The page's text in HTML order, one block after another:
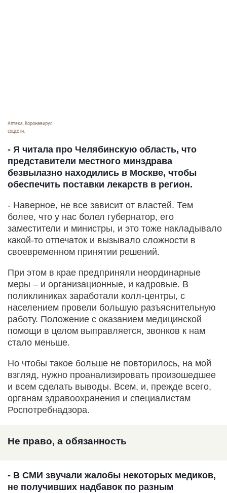
Аптека. Коронавирус.
соцсети.
- Я читала про Челябинскую область, что
представители местного минздрава
безвылазно находились в Москве, чтобы
обеспечить поставки лекарств в регион.
- Наверное, не все зависит от властей. Тем
более, что у нас болел губернатор, его
заместители и министры, и это тоже накладывало
какой-то отпечаток и вызывало сложности в
своевременном принятии решений.
При этом в крае предприняли неординарные
меры – и организационные, и кадровые. В
поликлиниках заработали колл-центры, с
населением провели большую разъяснительную
работу. Положение с оказанием медицинской
помощи в целом выправляется, звонков к нам
стало меньше.
Но чтобы такое больше не повторилось, на мой
взгляд, нужно проанализировать произошедшее
и всем сделать выводы. Всем, и, прежде всего,
органам здравоохранения и специалистам
Роспотребнадзора.
Не право, а обязанность
- В СМИ звучали жалобы некоторых медиков,
не получивших надбавок по разным